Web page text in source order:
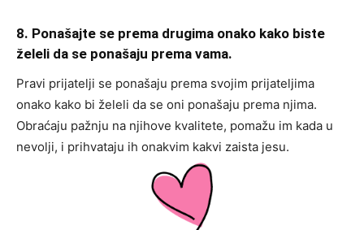
8. Ponašajte se prema drugima onako kako biste
želeli da se ponašaju prema vama.
Pravi prijatelji se ponašaju prema svojim prijateljima
onako kako bi želeli da se oni ponašaju prema njima.
Obraćaju pažnju na njihove kvalitete, pomažu im kada u
nevolji, i prihvataju ih onakvim kakvi zaista jesu.